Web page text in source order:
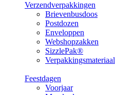
Verzendverpakkingen
Brievenbusdoos
Postdozen
Enveloppen
Webshopzakken
SizzlePak®
Verpakkingsmateriaal
Feestdagen
Voorjaar